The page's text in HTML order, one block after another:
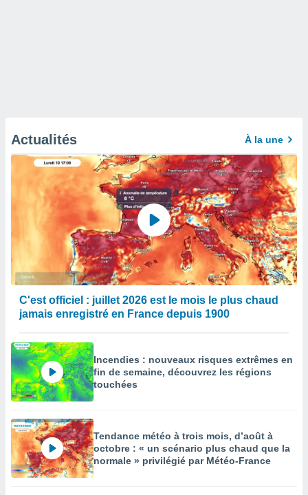
Actualités À la une
C'est officiel : juillet 2026 est le mois le plus chaud
jamais enregistré en France depuis 1900
Incendies : nouveaux risques extrêmes en
fin de semaine, découvrez les régions
touchées
Tendance météo à trois mois, d’août à
octobre : « un scénario plus chaud que la
normale » privilégié par Météo-France